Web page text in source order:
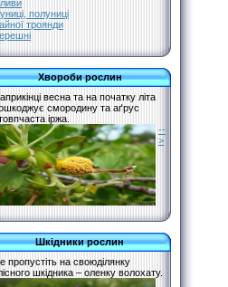
полуниці
троянди
Хвороби рослин
весна та на початку літа
смородину та аґрус
іржа.
--
>
Шкідники рослин
пропустіть на своюділянку
шкідника – оленку волохату.